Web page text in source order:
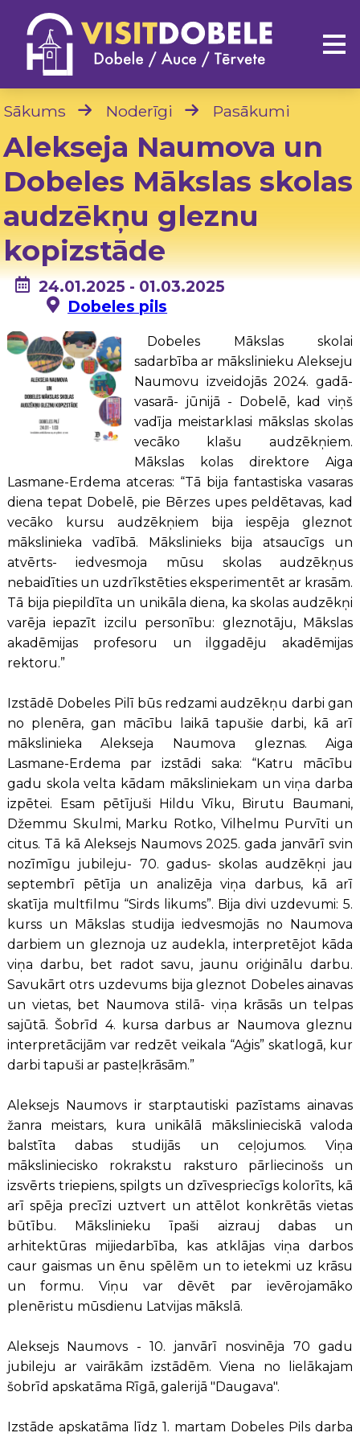
Sākums Noderīgi Pasākumi
Alekseja Naumova un
Dobeles Mākslas skolas
audzēkņu gleznu
kopizstāde
24.01.2025 - 01.03.2025
Dobeles pils
Dobeles Mākslas skolai
sadarbība ar mākslinieku Alekseju
Naumovu izveidojās 2024. gadā-
vasarā- jūnijā - Dobelē, kad viņš
vadīja meistarklasi mākslas skolas
vecāko klašu audzēkņiem.
Mākslas kolas direktore Aiga
Lasmane-Erdema atceras: “Tā bija fantastiska vasaras
diena tepat Dobelē, pie Bērzes upes peldētavas, kad
vecāko kursu audzēkņiem bija iespēja gleznot
mākslinieka vadībā. Mākslinieks bija atsaucīgs un
atvērts- iedvesmoja mūsu skolas audzēkņus
nebaidīties un uzdrīkstēties eksperimentēt ar krasām.
Tā bija piepildīta un unikāla diena, ka skolas audzēkņi
varēja iepazīt izcilu personību: gleznotāju, Mākslas
akadēmijas profesoru un ilggadēju akadēmijas
rektoru.”
Izstādē Dobeles Pilī būs redzami audzēkņu darbi gan
no plenēra, gan mācību laikā tapušie darbi, kā arī
mākslinieka Alekseja Naumova gleznas. Aiga
Lasmane-Erdema par izstādi saka: “Katru mācību
gadu skola velta kādam māksliniekam un viņa darba
izpētei. Esam pētījuši Hildu Vīku, Birutu Baumani,
Džemmu Skulmi, Marku Rotko, Vilhelmu Purvīti un
citus. Tā kā Aleksejs Naumovs 2025. gada janvārī svin
nozīmīgu jubileju- 70. gadus- skolas audzēkņi jau
septembrī pētīja un analizēja viņa darbus, kā arī
skatīja multfilmu “Sirds likums”. Bija divi uzdevumi: 5.
kurss un Mākslas studija iedvesmojās no Naumova
darbiem un gleznoja uz audekla, interpretējot kāda
viņa darbu, bet radot savu, jaunu oriģinālu darbu.
Savukārt otrs uzdevums bija gleznot Dobeles ainavas
un vietas, bet Naumova stilā- viņa krāsās un telpas
sajūtā. Šobrīd 4. kursa darbus ar Naumova gleznu
interpretācijām var redzēt veikala “Aģis” skatlogā, kur
darbi tapuši ar pasteļkrāsām.”
Aleksejs Naumovs ir starptautiski pazīstams ainavas
žanra meistars, kura unikālā mākslinieciskā valoda
balstīta dabas studijās un ceļojumos. Viņa
māksliniecisko rokrakstu raksturo pārliecinošs un
izsvērts triepiens, spilgts un dzīvespriecīgs kolorīts, kā
arī spēja precīzi uztvert un attēlot konkrētās vietas
būtību. Mākslinieku īpaši aizrauj dabas un
arhitektūras mijiedarbība, kas atklājas viņa darbos
caur gaismas un ēnu spēlēm un to ietekmi uz krāsu
un formu. Viņu var dēvēt par ievērojamāko
plenēristu mūsdienu Latvijas mākslā.
Aleksejs Naumovs - 10. janvārī nosvinēja 70 gadu
jubileju ar vairākām izstādēm. Viena no lielākajam
šobrīd apskatāma Rīgā, galerijā "Daugava".
Izstāde apskatāma līdz 1. martam Dobeles Pils darba